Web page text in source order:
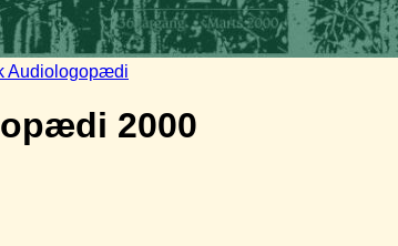
Audiologopædi
2000